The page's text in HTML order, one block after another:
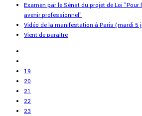
Examen par le Sénat du projet de Loi
avenir professionnel"
Vidéo de la manifestation à Paris (mardi 5
Vient de paraitre
19
20
21
22
23